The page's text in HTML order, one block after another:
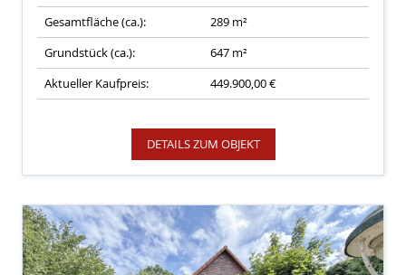
Gesamtfläche (ca.):
289 m²
Grundstück (ca.):
647 m²
Aktueller Kaufpreis:
449.900,00 €
DETAILS ZUM OBJEKT